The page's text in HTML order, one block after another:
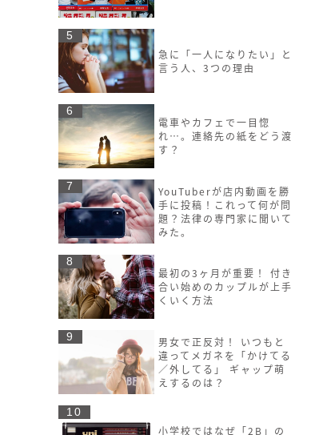
5
急に「一人になりたい」と
言う人、3つの理由
6
電車やカフェで一目惚
れ…。連絡先の紙をどう渡
す？
7
YouTuberが店内動画を勝
手に投稿！これって何が問
題？法律の専門家に聞いて
みた。
8
最初の3ヶ月が重要！ 付き
合い始めのカップルが上手
くいく方法
9
男女で正反対！ いつもと
違ってメガネを「かけてる
／外してる」 ギャップ萌
えするのは？
10
小学校ではなぜ「2B」の